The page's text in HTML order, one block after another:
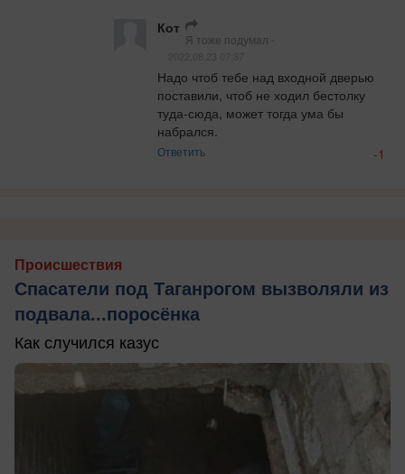
Кот
Я тоже подумал -
Надо чтоб тебе над входной дверью
поставили, чтоб не ходил бестолку
туда-сюда, может тогда ума бы
набрался.
Ответить -1
Происшествия
Спасатели под Таганрогом вызволяли из
подвала...поросёнка
Как случился казус